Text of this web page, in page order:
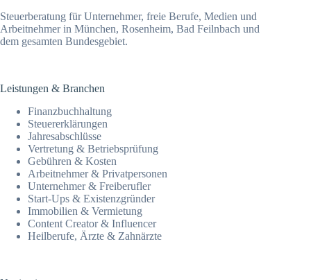
Steuerberatung für Unternehmer, freie Berufe, Medien und
Arbeitnehmer in München, Rosenheim, Bad Feilnbach und
dem gesamten Bundesgebiet.
Leistungen & Branchen
Finanz­­buchhaltung
Steuer­erklärungen
Jahresab­schlüsse
Vertretung & Betriebsprüfung
Gebühren & Kosten
Arbeitnehmer & Privatpersonen
Unternehmer & Freiberufler
Start-Ups & Existenzgründer
Immobilien & Vermietung
Content Creator & Influencer
Heilberufe, Ärzte & Zahnärzte